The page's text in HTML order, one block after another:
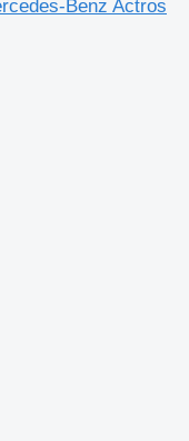
Benz Actros